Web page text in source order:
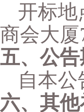
开标地
商会大厦
五、公告
自本公
六、其